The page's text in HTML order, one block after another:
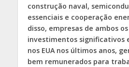
construção naval,
essenciais e cooperação
disso, empresas de ambos
investimentos significativos
nos EUA nos últimos anos,
bem remunerados para